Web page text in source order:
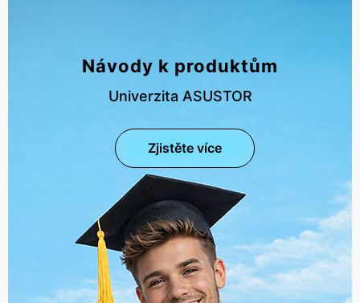
Návody k produktům
Univerzita ASUSTOR
Zjistěte více